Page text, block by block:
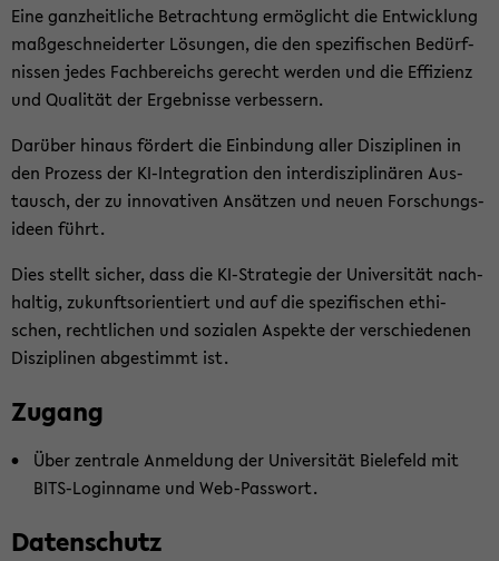
Eine ganz­heit­li­che Be­trach­tung er­mög­licht die Ent­wick­lung
maß­ge­schnei­der­ter Lö­sun­gen, die den spe­zi­fi­schen Be­dürf­
nis­sen jedes Fach­be­reichs ge­recht wer­den und die Ef­fi­zi­enz
und Qua­li­tät der Er­geb­nis­se ver­bes­sern.
Dar­über hin­aus för­dert die Ein­bin­dung aller Dis­zi­pli­nen in
den Pro­zess der KI-​Integration den in­ter­dis­zi­pli­nä­ren Aus­
tausch, der zu in­no­va­ti­ven An­sät­zen und neuen For­schungs­
ideen führt.
Dies stellt si­cher, dass die KI-​Strategie der Uni­ver­si­tät nach­
hal­tig, zu­kunfts­ori­en­tiert und auf die spe­zi­fi­schen ethi­
schen, recht­li­chen und so­zia­len Aspek­te der ver­schie­de­nen
Dis­zi­pli­nen ab­ge­stimmt ist.
Zu­gang
Über zen­tra­le An­mel­dung der Uni­ver­si­tät Bie­le­feld mit
BITS-​Loginname und Web-​Passwort.
Da­ten­schutz